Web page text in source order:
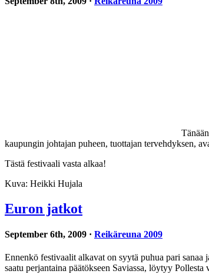
kaupungin johtajan puheen, tuottajan tervehdyksen,
Tästä festivaali vasta alkaa!
Kuva: Heikki Hujala
Euron jatkot
September 6th, 2009 · Reikäreuna 2009
Ennenkö festivaalit alkavat on syytä puhua pari
saatu perjantaina päätökseen Saviassa, löytyy